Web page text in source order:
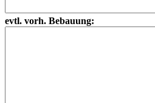
evtl. vorh. Bebauung: